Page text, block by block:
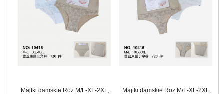
Majtki damskie Roz M/L-XL-2XL,
Majtki damskie Roz M/L-XL-2XL,